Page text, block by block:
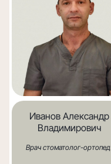
Иванов Александр
Владимирович
Врач стоматолог-ортопед